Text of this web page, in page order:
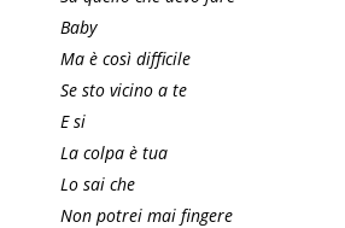
Baby
Ma è così difficile
Se sto vicino a te
E si
La colpa è tua
Lo sai che
Non potrei mai fingere